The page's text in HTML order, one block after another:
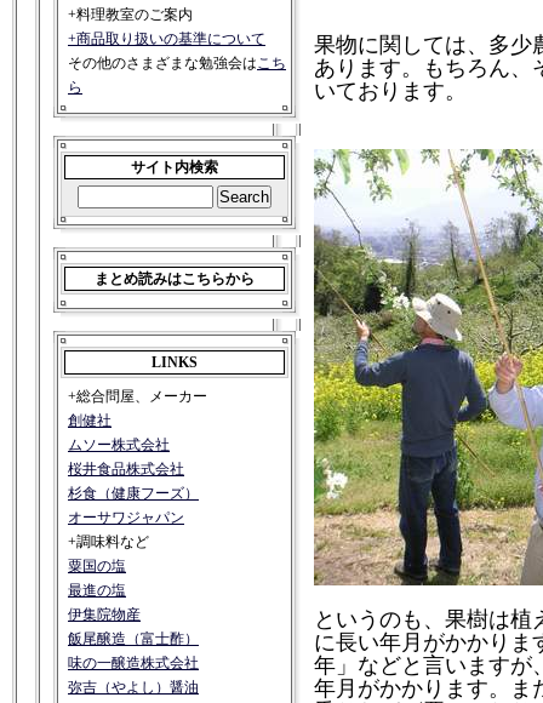
+料理教室のご案内
+商品取り扱いの基準について
その他のさまざまな勉強会はこち
ら
サイト内検索
まとめ読みはこちらから
LINKS
+総合問屋、メーカー
創健社
ムソー株式会社
桜井食品株式会社
杉食（健康フーズ）
オーサワジャパン
+調味料など
粟国の塩
最進の塩
伊集院物産
飯尾醸造（富士酢）
味の一醸造株式会社
弥吉（やよし）醤油
果物に関しては、多少
あります。もちろん、
いております。
というのも、果樹は
に長い年月がかかりま
年」などと言いますが
年月がかかります。ま